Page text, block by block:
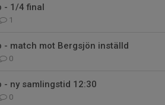
- 1/4 final
1
- match mot Bergsjön inställd
0
- ny samlingstid 12:30
0